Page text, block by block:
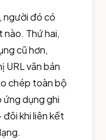
người đó có
Thứ hai,
cũ hơn,
URL văn bản
chép toàn bộ
ứng dụng ghi
khi liên kết